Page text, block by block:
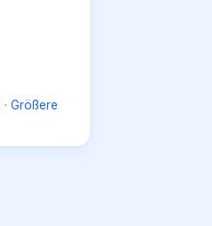
· Größere